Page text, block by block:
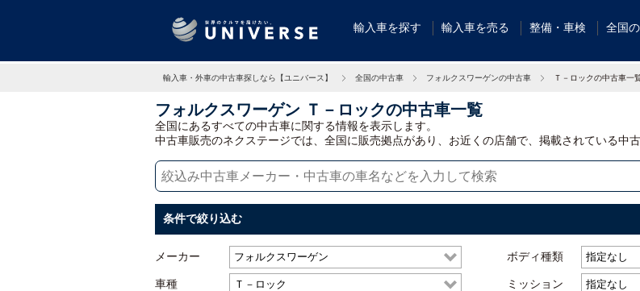
輸入車を探す 輸入車を売る 整備・車検 全国
輸入車・外車の中古車探しなら【ユニバース】 全国の中古車 フォルクスワーゲンの中古車 Ｔ－ロックの中古車一
フォルクスワーゲン Ｔ－ロックの中古車一覧
全国にあるすべての中古車に関する情報を表示します。
中古車販売のネクステージでは、全国に販売拠点があり、お近くの店舗で、掲載されている中
条件で絞り込む
メーカー
車種
ボディ種類
ミッション